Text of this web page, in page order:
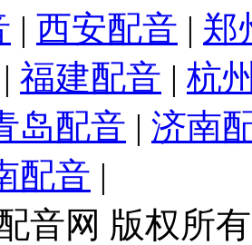
| 西安配音 | 郑
| 福建配音 | 杭
岛配音 | 济南
配音 |
音网 版权所